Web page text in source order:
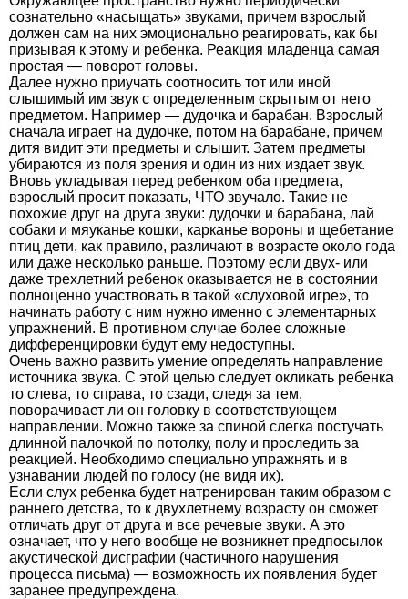
сознательно «насыщать» звуками, причем взрослый
должен сам на них эмоционально реагировать, как бы
призывая к этому и ребенка. Реакция младенца самая
простая — поворот головы.
Далее нужно приучать соотносить тот или иной
слышимый им звук с определенным скрытым от него
предметом. Например — дудочка и барабан. Взрослый
сначала играет на дудочке, потом на барабане, причем
дитя видит эти предметы и слышит. Затем предметы
убираются из поля зрения и один из них издает звук.
Вновь укладывая перед ребенком оба предмета,
взрослый просит показать, ЧТО звучало. Такие не
похожие друг на друга звуки: дудочки и барабана, лай
собаки и мяуканье кошки, карканье вороны и щебетание
птиц дети, как правило, различают в возрасте около года
или даже несколько раньше. Поэтому если двух- или
даже трехлетний ребенок оказывается не в состоянии
полноценно участвовать в такой «слуховой игре», то
начинать работу с ним нужно именно с элементарных
упражнений. В противном случае более сложные
дифференцировки будут ему недоступны.
Очень важно развить умение определять направление
источника звука. С этой целью следует окликать ребенка
то слева, то справа, то сзади, следя за тем,
поворачивает ли он головку в соответствующем
направлении. Можно также за спиной слегка постучать
длинной палочкой по потолку, полу и проследить за
реакцией. Необходимо специально упражнять и в
узнавании людей по голосу (не видя их).
Если слух ребенка будет натренирован таким образом с
раннего детства, то к двухлетнему возрасту он сможет
отличать друг от друга и все речевые звуки. А это
означает, что у него вообще не возникнет предпосылок
акустической дисграфии (частичного нарушения
процесса письма) — возможность их появления будет
заранее предупреждена.